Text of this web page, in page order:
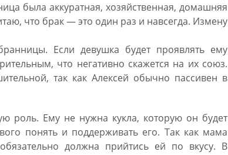
была аккуратная, хозяйственная, домашняя
что брак — это один раз и навсегда. Измену
Если девушка будет проявлять ему
что негативно скажется на их союз.
так как Алексей обычно пассивен в
роль. Ему не нужна кукла, которую он будет
понять и поддерживать его. Так как мама
должна прийтись ей по вкусу. В